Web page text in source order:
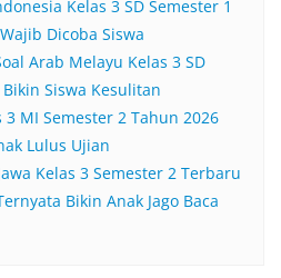
Kelas 3 SD Semester 1
Dicoba Siswa
Arab Melayu Kelas 3 SD
Siswa Kesulitan
3 MI Semester 2 Tahun 2026
Lulus Ujian
Kelas 3 Semester 2 Terbaru
Bikin Anak Jago Baca